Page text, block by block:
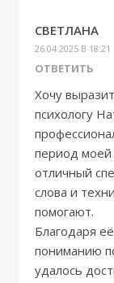
СВЕТЛАНА
26.04.2025 В 18:21
ОТВЕТИТЬ
Хочу
психологу
период моей
отличный
слова и
помогают.
Благодаря
пониманию
удалось